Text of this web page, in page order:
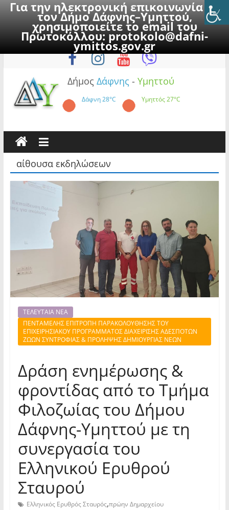
Για την ηλεκτρονική επικοινωνία με
τον Δήμο Δάφνης–Υμηττού,
χρησιμοποιείτε το email του
Πρωτοκόλλου:protokolo@dafni-
ymittos.gov.gr
to
Πέμπτη, 6 Αυγούστου 2026
Δήμος Δάφνης - Υμηττού
Δάφνη28°C Υμηττός27°C
αίθουσα εκδηλώσεων
ΤΕΛΕΥΤΑΙΑ ΝΕΑ
ΠΕΝΤΑΜΕΛΗΣ ΕΠΙΤΡΟΠΗ ΠΑΡΑΚΟΛΟΥΘΗΣΗΣ ΤΟΥ
ΕΠΙΧΕΙΡΗΣΙΑΚΟΥ ΠΡΟΓΡΑΜΜΑΤΟΣ ΔΙΑΧΕΙΡΙΣΗΣ ΑΔΕΣΠΟΤΩΝ
ΖΩΩΝ ΣΥΝΤΡΟΦΙΑΣ & ΠΡΟΛΗΨΗΣ ΔΗΜΙΟΥΡΓΙΑΣ ΝΕΩΝ
Δράση ενημέρωσης &
φροντίδας από το Τμήμα
Φιλοζωίας του Δήμου
Δάφνης-Υμηττού με τη
συνεργασία του
Ελληνικού Ερυθρού
Σταυρού
Ελληνικός Ερυθρός Σταυρός,πρώην Δημαρχείου